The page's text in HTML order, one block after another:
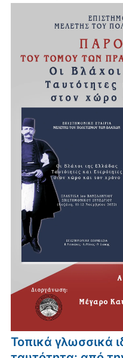
Τοπικά γλωσσικά